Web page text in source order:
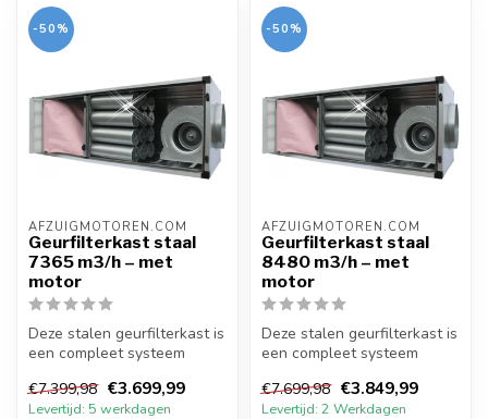
-50%
AFZUIGMOTOREN.COM
Geurfilterkast staal
7365 m3/h – met
motor
Deze stalen geurfilterkast is
een compleet systeem
kool...
€7.399,98 €3.699,99
Levertijd: 5 werkdagen
-50%
AFZUIGMOTOREN.COM
Geurfilterkast staal
8480 m3/h – met
motor
Deze stalen geurfilterkast is
een compleet systeem
kool...
€7.699,98 €3.849,99
Levertijd: 2 Werkdagen